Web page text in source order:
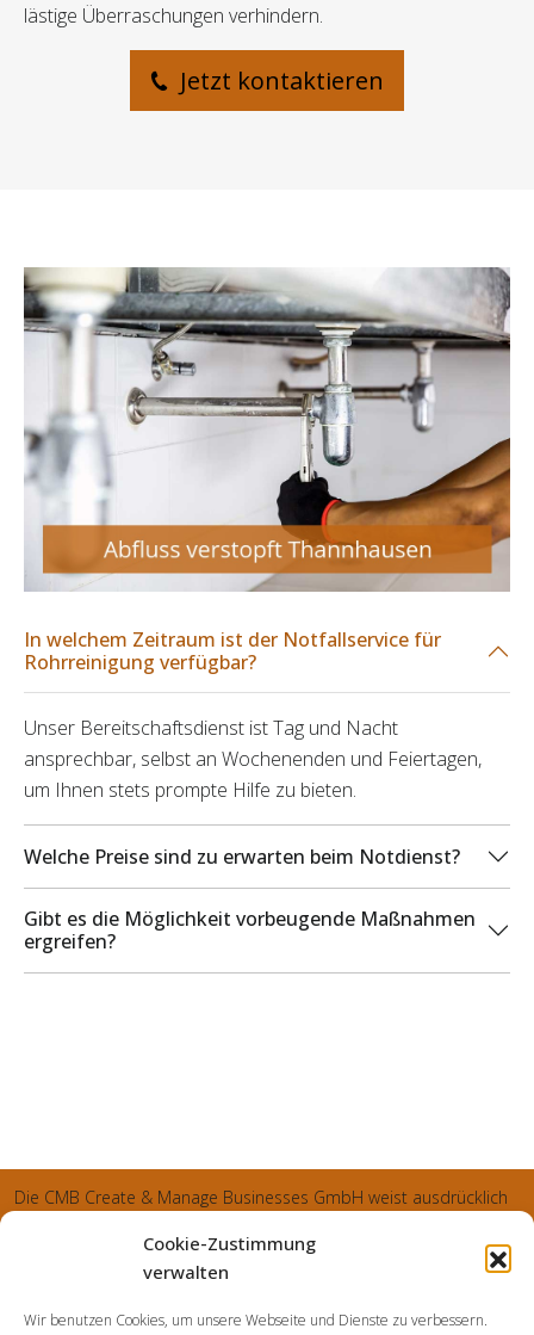
Cookie-Zustimmung
verwalten
Wir benutzen Cookies, um unsere Webseite und Dienste zu verbessern.
lästige Überraschungen verhindern.
Jetzt kontaktieren
In welchem Zeitraum ist der Notfallservice für
Rohrreinigung verfügbar?
Unser Bereitschaftsdienst ist Tag und Nacht
ansprechbar, selbst an Wochenenden und Feiertagen,
um Ihnen stets prompte Hilfe zu bieten.
Welche Preise sind zu erwarten beim Notdienst?
Gibt es die Möglichkeit vorbeugende Maßnahmen
ergreifen?
Die CMB Create & Manage Businesses GmbH weist ausdrücklich
und sämtliche generierte Aufträge an die SecuPart GmbH
weist nachdrücklich darauf hin, dass wir in manchen Ortschaften